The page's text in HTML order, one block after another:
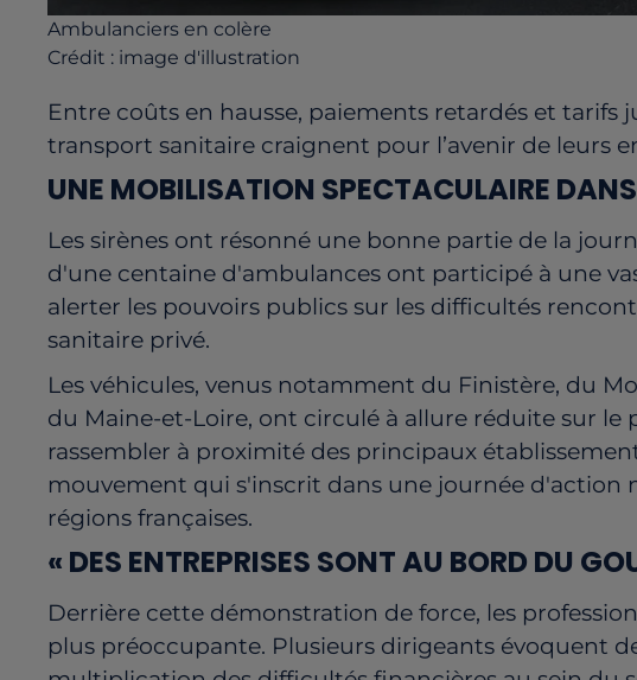
Ambulanciers en colère
Crédit : image d'illustration
Entre coûts en hausse, paiements retardés et tarifs
transport sanitaire craignent pour l’avenir de leurs
UNE MOBILISATION SPECTACULAIRE
Les sirènes ont résonné une bonne partie de la
d'une centaine d'ambulances ont participé à une
alerter les pouvoirs publics sur les difficultés
sanitaire privé.
Les véhicules, venus notamment du Finistère, du
du Maine-et-Loire, ont circulé à allure réduite sur le
rassembler à proximité des principaux
mouvement qui s'inscrit dans une journée d'action
régions françaises.
« DES ENTREPRISES SONT AU BORD DU
Derrière cette démonstration de force, les
plus préoccupante. Plusieurs dirigeants évoquent